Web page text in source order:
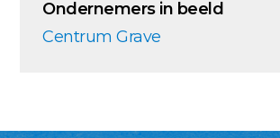
Ondernemers in beeld
Centrum Grave